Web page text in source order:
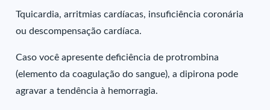
Tquicardia, arritmias cardíacas, insuficiência coronária
ou descompensação cardíaca.
Caso você apresente deficiência de protrombina
(elemento da coagulação do sangue), a dipirona pode
agravar a tendência à hemorragia.